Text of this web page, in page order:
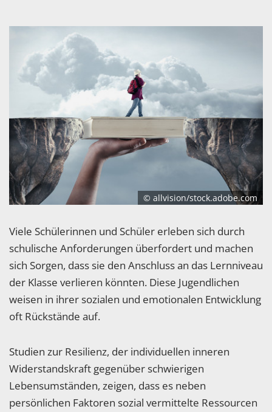
© allvision/stock.adobe.com
Viele Schülerinnen und Schüler erleben sich durch
schulische Anforderungen überfordert und machen
sich Sorgen, dass sie den Anschluss an das Lernniveau
der Klasse verlieren könnten. Diese Jugendlichen
weisen in ihrer sozialen und emotionalen Entwicklung
oft Rückstände auf.
Studien zur Resilienz, der individuellen inneren
Widerstandskraft gegenüber schwierigen
Lebensumständen, zeigen, dass es neben
persönlichen Faktoren sozial vermittelte Ressourcen